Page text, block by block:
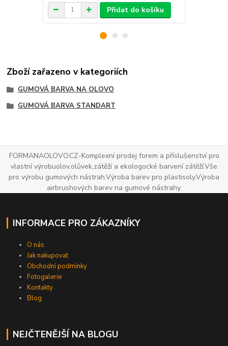
Přidat do košíku
Zboží zařazeno v kategoriích
GUMOVÁ BARVA NA OLOVO
GUMOVÁ BARVA STANDART
FORMANAOLOVO.CZ-Komplexní prodej forem a příslušenství pro
vlastní výrobuolov,olůvek,zátěží a ekologocké barvení zátěží.Vše
pro výrobu gumových nástrah.Výroba barev pro plastisoly.Výroba
airbrushových barev na gumové nástrahy.
INFORMACE PRO ZÁKAZNÍKY
O nás
Jak nakupovat
Obchodní podmínky
Fotogalerie
Kontakty
Blog
NEJČTENĚJŠÍ NA BLOGU